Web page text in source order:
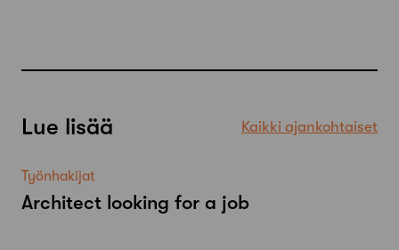
Lue lisää Kaikki ajankohtaiset
Työnhakijat
Architect looking for a job